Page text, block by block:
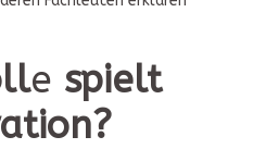
e spielt